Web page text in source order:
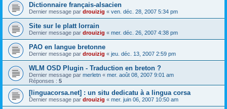
Dictionnaire français-alsacien
Dernier message par drouizig « ven. déc. 28, 2007 5:34 pm
Site sur le platt lorrain
Dernier message par drouizig « mer. déc. 26, 2007 4:38 pm
PAO en langue bretonne
Dernier message par drouizig « jeu. déc. 13, 2007 2:59 pm
WLM OSD Plugin - Traduction en breton ?
Dernier message par merletn « mer. août 08, 2007 9:01 am
Réponses : 5
[linguacorsa.net] : un situ dedicatu à a lingua corsa
Dernier message par drouizig « mer. juin 06, 2007 10:50 am